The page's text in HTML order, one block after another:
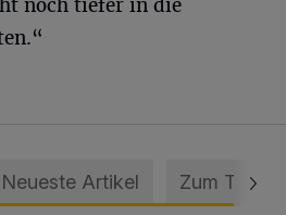
noch tiefer in die
Neueste Artikel Zum Thema